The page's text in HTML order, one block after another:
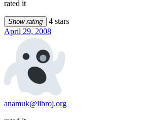
rated it
Show rating
4 stars
April 29, 2008
anamuk@libroj.org